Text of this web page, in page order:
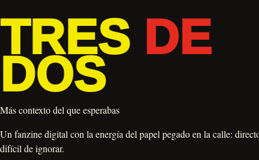
TRES DE
DOS
Más contexto del que esperabas
Un fanzine digital con la energía del papel pegado en la calle:
difícil de ignorar.